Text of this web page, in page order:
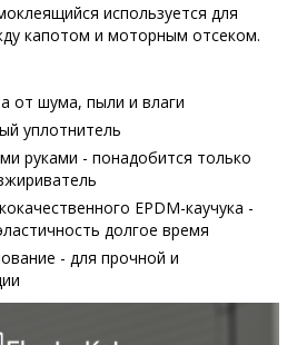
используется для
капотом и моторным отсеком.
от шума, пыли и влаги
уплотнитель
руками - понадобится только
EPDM-каучука -
долгое время
- для прочной и